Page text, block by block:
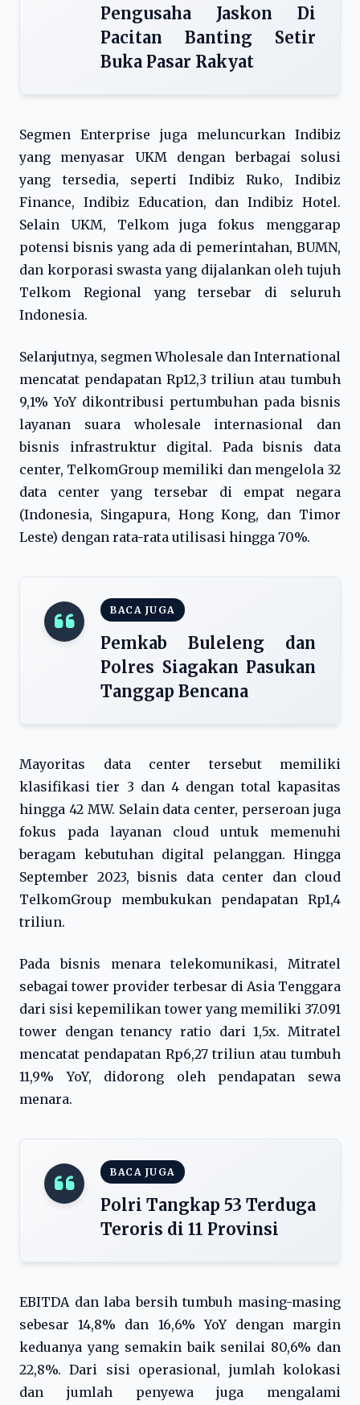
Pengusaha Jaskon Di
Pacitan Banting Setir
Buka Pasar Rakyat
Segmen Enterprise juga meluncurkan Indibiz
yang menyasar UKM dengan berbagai solusi
yang tersedia, seperti Indibiz Ruko, Indibiz
Finance, Indibiz Education, dan Indibiz Hotel.
Selain UKM, Telkom juga fokus menggarap
potensi bisnis yang ada di pemerintahan, BUMN,
dan korporasi swasta yang dijalankan oleh tujuh
Telkom Regional yang tersebar di seluruh
Indonesia.
Selanjutnya, segmen Wholesale dan International
mencatat pendapatan Rp12,3 triliun atau tumbuh
9,1% YoY dikontribusi pertumbuhan pada bisnis
layanan suara wholesale internasional dan
bisnis infrastruktur digital. Pada bisnis data
center, TelkomGroup memiliki dan mengelola 32
data center yang tersebar di empat negara
(Indonesia, Singapura, Hong Kong, dan Timor
Leste) dengan rata-rata utilisasi hingga 70%.
BACA JUGA
Pemkab Buleleng dan
Polres Siagakan Pasukan
Tanggap Bencana
Mayoritas data center tersebut memiliki
klasifikasi tier 3 dan 4 dengan total kapasitas
hingga 42 MW. Selain data center, perseroan juga
fokus pada layanan cloud untuk memenuhi
beragam kebutuhan digital pelanggan. Hingga
September 2023, bisnis data center dan cloud
TelkomGroup membukukan pendapatan Rp1,4
triliun.
Pada bisnis menara telekomunikasi, Mitratel
sebagai tower provider terbesar di Asia Tenggara
dari sisi kepemilikan tower yang memiliki 37.091
tower dengan tenancy ratio dari 1,5x. Mitratel
mencatat pendapatan Rp6,27 triliun atau tumbuh
11,9% YoY, didorong oleh pendapatan sewa
menara.
BACA JUGA
Polri Tangkap 53 Terduga
Teroris di 11 Provinsi
EBITDA dan laba bersih tumbuh masing-masing
sebesar 14,8% dan 16,6% YoY dengan margin
keduanya yang semakin baik senilai 80,6% dan
22,8%. Dari sisi operasional, jumlah kolokasi
dan jumlah penyewa juga mengalami